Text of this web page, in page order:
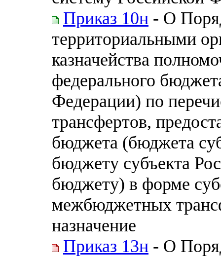
Приказ 10н - О
территориальными
казначейства
федерального
Федерации) по
трансфертов,
бюджета (бюджета
бюджету субъекта
бюджету) в форме
межбюджетных
назначение
Приказ 13н - О